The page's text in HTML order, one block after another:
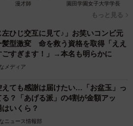
漫才師 園田学園女子大学学長
もっと見る
左ひじ交互に見て♪」お笑いコンビ元
髪型激変 命を救う資格を取得「ええ
ごすぎます！」→本名も明らかに
メディア
えても感謝は届けたい…「お盆玉」っ
る？「あげる派」の4割が金額アッ
いくら？
ニュース情報部